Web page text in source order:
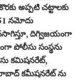
అప్పటి చట్టాలకు
నమోదు
దిగ్విజయంగా
పోలీసు సంస్థను
కమిషనరేట్,
కమీషనరేట్ ను